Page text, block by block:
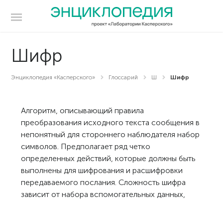
Шифр
Энциклопедия «Касперского» Глоссарий Ш Шифр
Алгоритм, описывающий правила
преобразования исходного текста сообщения в
непонятный для стороннего наблюдателя набор
символов. Предполагает ряд четко
определенных действий, которые должны быть
выполнены для шифрования и расшифровки
передаваемого послания. Сложность шифра
зависит от набора вспомогательных данных,